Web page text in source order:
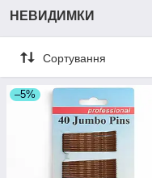
НЕВИДИМКИ
Сортування
–5%